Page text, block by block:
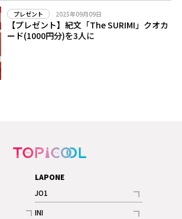
プレゼント 2025年09月09日
【プレゼント】紀文「The SURIMI」クオカ
ード(1000円分)を3人に
LAPONE
JO1
記事
INI